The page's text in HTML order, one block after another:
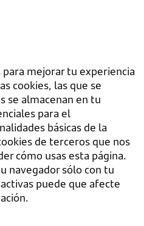
mejorar tu experiencia
cookies, las que se
se almacenan en tu
para el
básicas de la
de terceros que nos
cómo usas esta página.
navegador sólo con tu
puede que afecte